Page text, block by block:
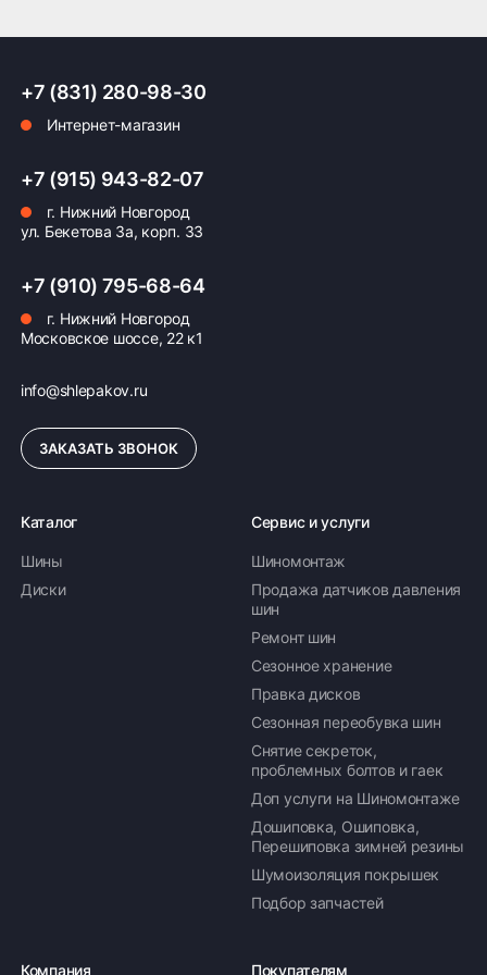
или автодромов.
Возможна картой, наличными при получении,
также доступно оформление кредита и
формирование счёта для Юр.Лица
ПОДРОБНЕЕ ОБ ОПЛАТЕ
+7 (831) 280-98-30
Интернет-магазин
+7 (915) 943-82-07
г. Нижний Новгород
ул. Бекетова 3а, корп. 33
+7 (910) 795-68-64
г. Нижний Новгород
Московское шоссе, 22 к1
info@shlepakov.ru
ЗАКАЗАТЬ ЗВОНОК
Каталог
Шины
Диски
Сервис и услуги
Шиномонтаж
Продажа датчиков давления
шин
Ремонт шин
Сезонное хранение
Правка дисков
Сезонная переобувка шин
Снятие секреток,
проблемных болтов и гаек
Доп услуги на Шиномонтаже
Дошиповка, Ошиповка,
Перешиповка зимней резины
Шумоизоляция покрышек
Подбор запчастей
Компания Покупателям